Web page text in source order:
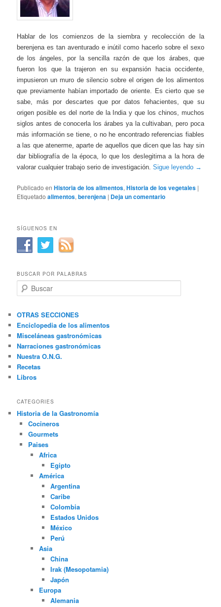
Hablar de los comienzos de la siembra y recolección de la
berenjena es tan aventurado e inútil como hacerlo sobre el sexo
de los ángeles, por la sencilla razón de que los árabes, que
fueron los que la trajeron en su expansión hacia occidente,
impusieron un muro de silencio sobre el origen de los alimentos
que previamente habían importado de oriente. Es cierto que se
sabe, más por descartes que por datos fehacientes, que su
origen posible es del norte de la India y que los chinos, muchos
siglos antes de conocerla los árabes ya la cultivaban, pero poca
más información se tiene, o no he encontrado referencias fiables
a las que atenerme, aparte de aquellos que dicen que las hay sin
dar bibliografía de la época, lo que los deslegitima a la hora de
valorar cualquier trabajo serio de investigación.Sigue leyendo →
Publicado en Historia de los alimentos,Historia de los vegetales |
Etiquetado alimentos,berenjena | Deja un comentario
SÍGUENOS EN
BUSCAR POR PALABRAS
u
c
a
r
OTRAS SECCIONES
Enciclopedia de los alimentos
Misceláneas gastronómicas
Narraciones gastronómicas
Nuestra O.N.G.
Recetas
Libros
CATEGORIES
Historia de la Gastronomía
Cocineros
Gourmets
Paises
Africa
Egipto
América
Argentina
Caribe
Colombia
Estados Unidos
México
Perú
Asia
China
Irak (Mesopotamia)
Japón
Europa
Alemania